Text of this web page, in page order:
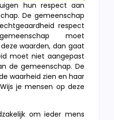
hun respect aan
De gemeenschap
respect
moet
waarden, dan gaat
moet niet aangepast
de gemeenschap. De
waarheid zien en haar
je mensen op deze
om ieder mens